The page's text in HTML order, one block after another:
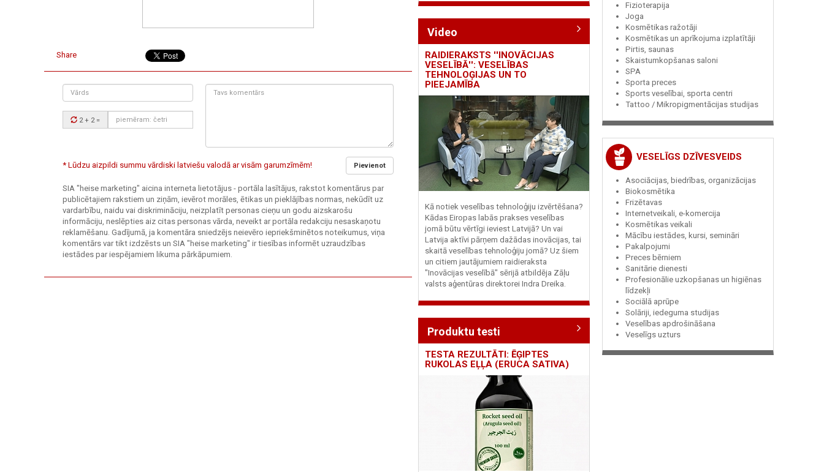
Share
Vārds
Drošības
kods:
2 + 2 =
Tavs
Pievienot
* Lūdzu aizpildi summu vārdiski latviešu valodā ar visām garumzīmēm!
SIA "heise marketing" aicina interneta lietotājus - portāla lasītājus, rakstot komentārus par
publicētajiem rakstiem un ziņām, ievērot morāles, ētikas un pieklājības normas, nekūdīt uz
vardarbību, naidu vai diskrimināciju, neizplatīt personas cieņu un godu aizskarošu
informāciju, neslēpties aiz citas personas vārda, neveikt ar portāla redakciju nesaskaņotu
reklamēšanu. Gadījumā, ja komentāra sniedzējs neievēro iepriekšminētos noteikumus, viņa
komentārs var tikt izdzēsts un SIA "heise marketing" ir tiesības informēt uzraudzības
iestādes par iespējamiem likuma pārkāpumiem.
Video
RAIDIERAKSTS ''INOVĀCIJAS
VESELĪBĀ'': VESELĪBAS
TEHNOLOĢIJAS UN TO
PIEEJAMĪBA
Kā notiek veselības tehnoloģiju izvērtēšana?
Kādas Eiropas labās prakses veselības
jomā būtu vērtīgi ieviest Latvijā? Un vai
Latvija aktīvi pārņem dažādas inovācijas, tai
skaitā veselības tehnoloģiju jomā? Uz šiem
un citiem jautājumiem raidieraksta
"Inovācijas veselībā" sērijā atbildēja Zāļu
valsts aģentūras direktorei Indra Dreika.
Produktu testi
TESTA REZULTĀTI: ĒĢIPTES
RUKOLAS EĻĻA (ERUCA SATIVA)
Fizioterapija
Joga
Kosmētikas ražotāji
Kosmētikas un aprīkojuma izplatītāji
Pirtis, saunas
Skaistumkopšanas saloni
SPA
Sporta preces
Sports veselībai, sporta centri
Tattoo / Mikropigmentācijas studijas
VESELĪGS DZĪVESVEIDS
Asociācijas, biedrības, organizācijas
Biokosmētika
Frizētavas
Internetveikali, e-komercija
Kosmētikas veikali
Mācību iestādes, kursi, semināri
Pakalpojumi
Preces bērniem
Sanitārie dienesti
Profesionālie uzkopšanas un higiēnas
līdzekļi
Sociālā aprūpe
Solāriji, iedeguma studijas
Veselības apdrošināšana
Veselīgs uzturs